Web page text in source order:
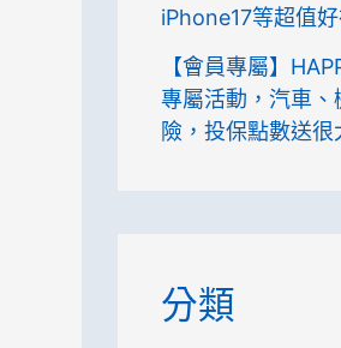
iPhone17等超值
【會員專屬】
專屬活動，汽車、
險，投保點數送很
分類